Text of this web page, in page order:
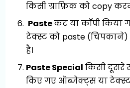
किसी ग्राफ़िक को copy
Pasteकट या कॉपी किया
टेक्स्ट को paste
है।
Paste Special किसी दूसरे
किए गए ऑब्जेक्ट्स या